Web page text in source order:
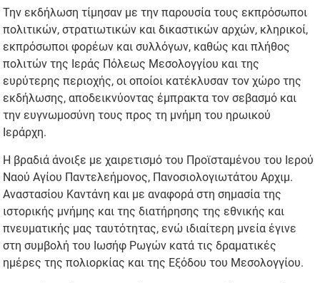
Την εκδήλωση τίμησαν με την παρουσία τους εκπρόσωποι
πολιτικών, στρατιωτικών και δικαστικών αρχών, κληρικοί,
εκπρόσωποι φορέων και συλλόγων, καθώς και πλήθος
πολιτών της Ιεράς Πόλεως Μεσολογγίου και της
ευρύτερης περιοχής, οι οποίοι κατέκλυσαν τον χώρο της
εκδήλωσης, αποδεικνύοντας έμπρακτα τον σεβασμό και
την ευγνωμοσύνη τους προς τη μνήμη του ηρωικού
Ιεράρχη.
Η βραδιά άνοιξε με χαιρετισμό του Προϊσταμένου του Ιερού
Ναού Αγίου Παντελεήμονος, Πανοσιολογιωτάτου Αρχιμ.
Αναστασίου Καντάνη και με αναφορά στη σημασία της
ιστορικής μνήμης και της διατήρησης της εθνικής και
πνευματικής μας ταυτότητας, ενώ ιδιαίτερη μνεία έγινε
στη συμβολή του Ιωσήφ Ρωγών κατά τις δραματικές
ημέρες της πολιορκίας και της Εξόδου του Μεσολογγίου.